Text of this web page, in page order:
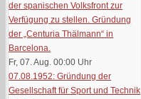
der spanischen Volksfront zur
Verfügung zu stellen. Gründung
der „Centuria Thälmann“ in
Barcelona.
Fr, 07. Aug. 00:00 Uhr
07.08.1952: Gründung der
Gesellschaft für Sport und Technik